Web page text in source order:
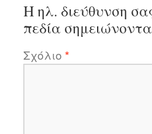
Η ηλ. διεύθυνση
πεδία
Σχόλιο *